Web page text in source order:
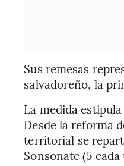
Sus remesas
salvadoreño, la
La medida
Desde la reforma
territorial se
Sonsonate (5